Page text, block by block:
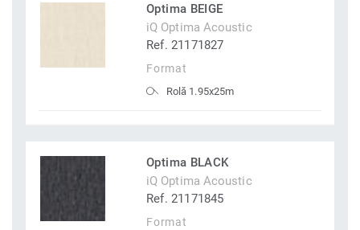
Optima BEIGE
iQ Optima Acoustic
Ref. 21171827
Format
Rolă 1.95x25m
Optima BLACK
iQ Optima Acoustic
Ref. 21171845
Format